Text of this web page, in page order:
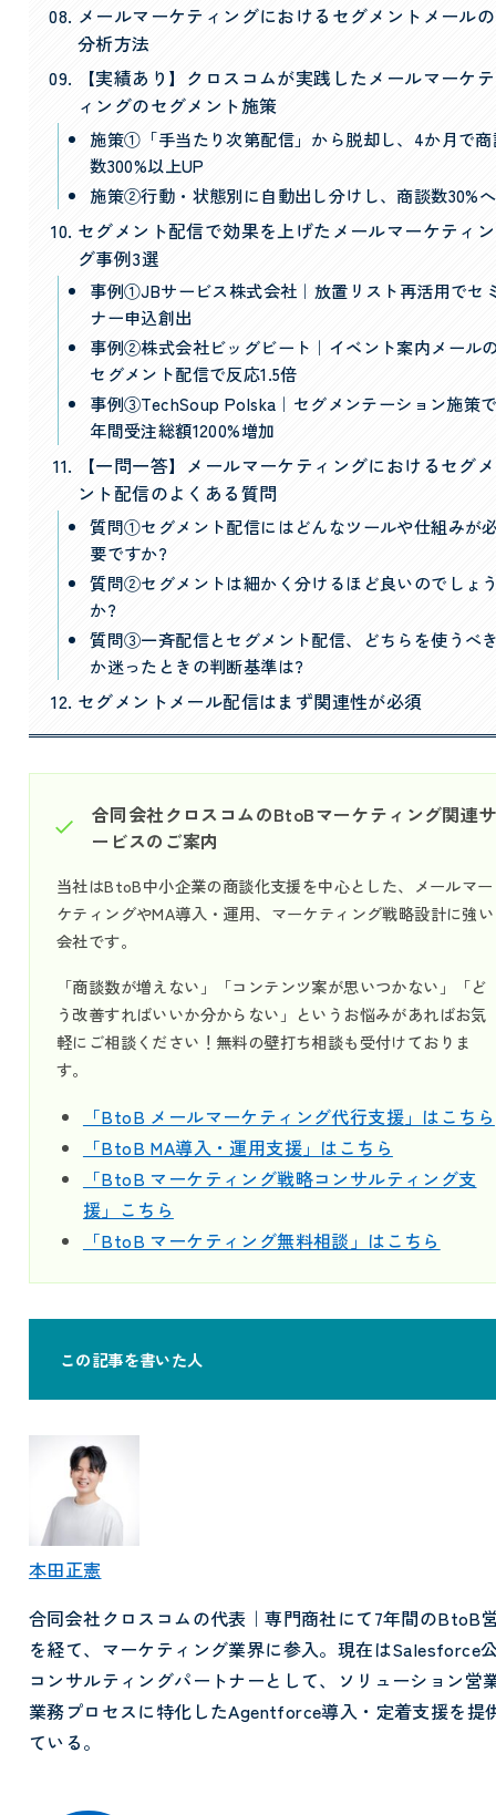
メールマーケティングにおけるセグメントメールの
分析方法
【実績あり】クロスコムが実践したメールマーケテ
ィングのセグメント施策
施策①「手当たり次第配信」から脱却し、4か月で
数300%以上UP
施策②行動・状態別に自動出し分けし、商談数30%へ
セグメント配信で効果を上げたメールマーケティン
グ事例3選
事例①JBサービス株式会社｜放置リスト再活用でセ
ナー申込創出
事例②株式会社ビッグビート｜イベント案内メール
セグメント配信で反応1.5倍
事例③TechSoup Polska｜セグメンテーション施策
年間受注総額1200%増加
【一問一答】メールマーケティングにおけるセグメ
ント配信のよくある質問
質問①セグメント配信にはどんなツールや仕組みが
要ですか?
質問②セグメントは細かく分けるほど良いのでしょ
か?
質問③一斉配信とセグメント配信、どちらを使うべ
か迷ったときの判断基準は?
セグメントメール配信はまず関連性が必須
合同会社クロスコムのBtoBマーケティング関連サ
ービスのご案内
当社はBtoB中小企業の商談化支援を中心とした、メールマー
ケティングやMA導入・運用、マーケティング戦略設計に強い
会社です。
「商談数が増えない」「コンテンツ案が思いつかない」「ど
う改善すればいいか分からない」というお悩みがあればお気
軽にご相談ください！無料の壁打ち相談も受付けておりま
す。
「BtoB メールマーケティング代行支援」はこちら
「BtoB MA導入・運用支援」はこちら
「BtoB マーケティング戦略コンサルティング支
援」こちら
「BtoB マーケティング無料相談」はこちら
この記事を書いた人
本田正憲
合同会社クロスコムの代表｜専門商社にて7年間のBtoB
を経て、マーケティング業界に参入。現在はSalesforce
コンサルティングパートナーとして、ソリューション営
業務プロセスに特化したAgentforce導入・定着支援を提
ている。